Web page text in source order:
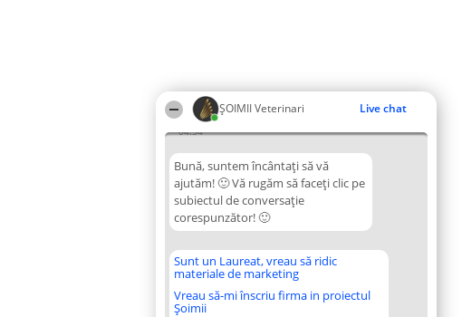
ȘOIMII Veterinari Live chat
04:54
Bună, suntem încântați să vă
ajutăm! 🙂 Vă rugăm să faceți clic pe
subiectul de conversație
corespunzător! 🙂
Sunt un Laureat, vreau să ridic
materiale de marketing
Vreau să-mi înscriu firma in proiectul
Șoimii